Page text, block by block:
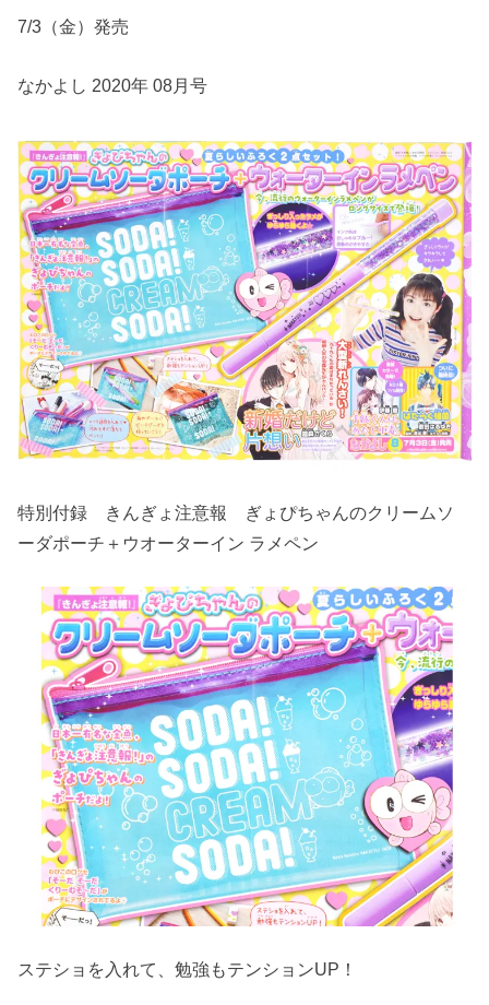
7/3（金）発売
なかよし 2020年 08月号
特別付録 きんぎょ注意報 ぎょぴちゃんのクリームソ
ーダポーチ＋ウオーターイン ラメペン
ステショを入れて、勉強もテンションUP！